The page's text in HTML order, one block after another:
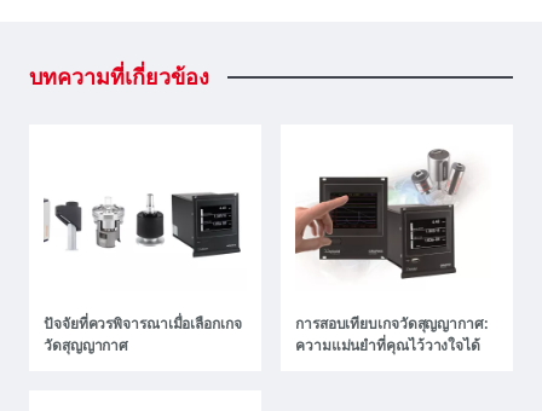
บทความที่เกี่ยวข้อง
ปัจจัยที่ควรพิจารณาเมื่อเลือกเกจ
วัดสุญญากาศ
การสอบเทียบเกจวัดสุญญากาศ:
ความแม่นยําที่คุณไว้วางใจได้